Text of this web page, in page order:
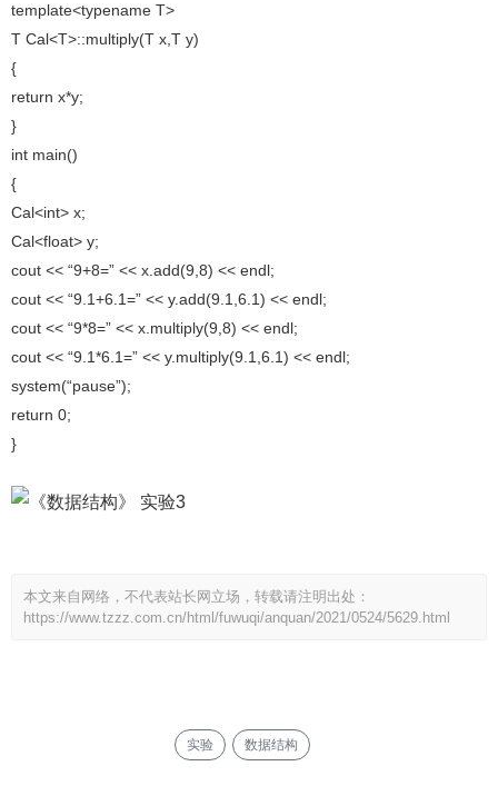
template<typename T>
T Cal<T>::multiply(T x,T y)
{
return x*y;
}
int main()
{
Cal<int> x;
Cal<float> y;
cout << “9+8=” << x.add(9,8) << endl;
cout << “9.1+6.1=” << y.add(9.1,6.1) << endl;
cout << “9*8=” << x.multiply(9,8) << endl;
cout << “9.1*6.1=” << y.multiply(9.1,6.1) << endl;
system(“pause”);
return 0;
}
本文来自网络，不代表站长网立场，转载请注明出处：
https://www.tzzz.com.cn/html/fuwuqi/anquan/2021/0524/5629.html
实验 数据结构